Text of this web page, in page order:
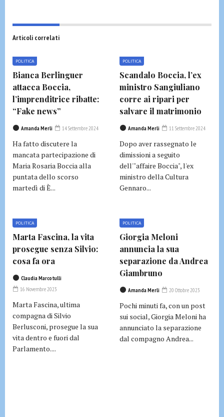
Articoli correlati
POLITICA
Bianca Berlinguer
attacca Boccia,
l’imprenditrice ribatte:
“Fake news”
Amanda Merli 14 Settembre 2024
Ha fatto discutere la
mancata partecipazione di
Maria Rosaria Boccia alla
puntata dello scorso
martedì di È...
POLITICA
Scandalo Boccia, l’ex
ministro Sangiuliano
corre ai ripari per
salvare il matrimonio
Amanda Merli 11 Settembre 2024
Dopo aver rassegnato le
dimissioni a seguito
dell'"affaire Boccia", l'ex
ministro della Cultura
Gennaro...
POLITICA
Marta Fascina, la vita
prosegue senza Silvio:
cosa fa ora
Claudia Marcotulli
16 Novembre 2023
Marta Fascina, ultima
compagna di Silvio
Berlusconi, prosegue la sua
vita dentro e fuori dal
Parlamento....
POLITICA
Giorgia Meloni
annuncia la sua
separazione da Andrea
Giambruno
Amanda Merli 20 Ottobre 2023
Pochi minuti fa, con un post
sui social, Giorgia Meloni ha
annunciato la separazione
dal compagno Andrea...